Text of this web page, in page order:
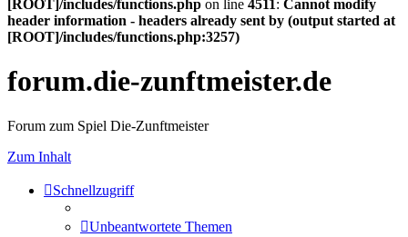
[ROOT]/includes/functions.php on line 4511: Cannot modify
header information - headers already sent by (output started at
[ROOT]/includes/functions.php:3257)
forum.die-zunftmeister.de
Forum zum Spiel Die-Zunftmeister
Zum Inhalt
Schnellzugriff
Unbeantwortete Themen